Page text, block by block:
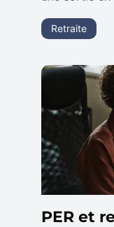
Retraite
PER et